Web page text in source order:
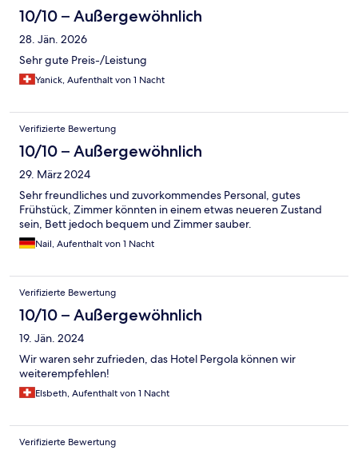
10/10 – Außergewöhnlich
28. Jän. 2026
Sehr gute Preis-/Leistung
Yanick, Aufenthalt von 1 Nacht
Verifizierte Bewertung
10/10 – Außergewöhnlich
29. März 2024
Sehr freundliches und zuvorkommendes Personal, gutes
Frühstück, Zimmer könnten in einem etwas neueren Zustand
sein, Bett jedoch bequem und Zimmer sauber.
Nail, Aufenthalt von 1 Nacht
Verifizierte Bewertung
10/10 – Außergewöhnlich
19. Jän. 2024
Wir waren sehr zufrieden, das Hotel Pergola können wir
weiterempfehlen!
Elsbeth, Aufenthalt von 1 Nacht
Verifizierte Bewertung